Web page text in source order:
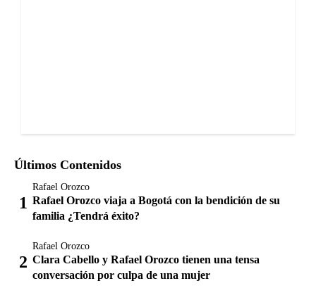
Últimos Contenidos
Rafael Orozco
Rafael Orozco viaja a Bogotá con la bendición de su
familia ¿Tendrá éxito?
Rafael Orozco
Clara Cabello y Rafael Orozco tienen una tensa
conversación por culpa de una mujer